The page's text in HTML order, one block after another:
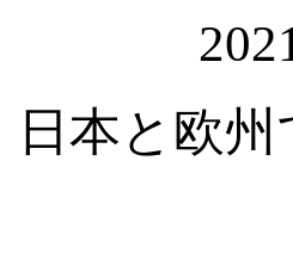
日本と欧